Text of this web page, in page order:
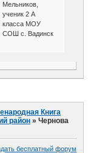
Мельников,
ученик 2 А
класса МОУ
СОШ с. Вадинск
Книга
район »Чернова
бесплатный форум